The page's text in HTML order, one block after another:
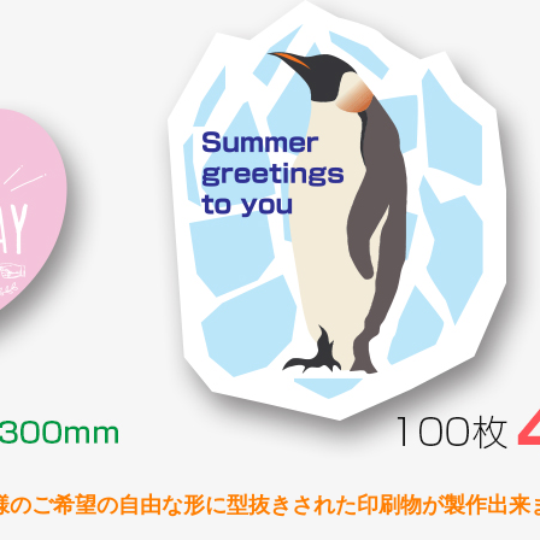
のご希望の自由な形に型抜きされた印刷物が製作出来